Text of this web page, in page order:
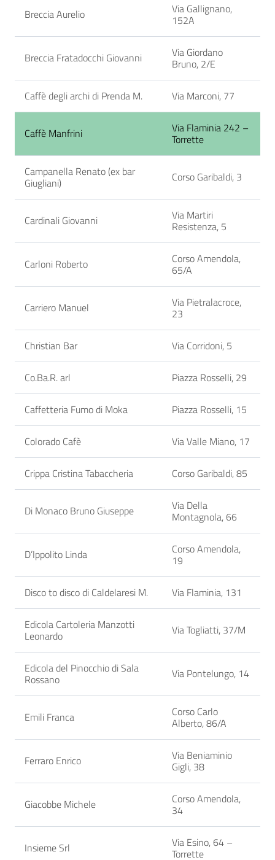
Breccia Aurelio Via Gallignano,
152A
Breccia Fratadocchi Giovanni Via Giordano
Bruno, 2/E
Caffè degli archi di Prenda M. Via Marconi, 77
Caffè Manfrini Via Flaminia 242 –
Torrette
Campanella Renato (ex bar
Giugliani) Corso Garibaldi, 3
Cardinali Giovanni Via Martiri
Resistenza, 5
Carloni Roberto Corso Amendola,
65/A
Carriero Manuel Via Pietralacroce,
23
Christian Bar Via Corridoni, 5
Co.Ba.R. arl Piazza Rosselli, 29
Caffetteria Fumo di Moka Piazza Rosselli, 15
Colorado Cafè Via Valle Miano, 17
Crippa Cristina Tabaccheria Corso Garibaldi, 85
Di Monaco Bruno Giuseppe Via Della
Montagnola, 66
D’Ippolito Linda Corso Amendola,
19
Disco to disco di Caldelaresi M. Via Flaminia, 131
Edicola Cartoleria Manzotti
Leonardo Via Togliatti, 37/M
Edicola del Pinocchio di Sala
Rossano Via Pontelungo, 14
Emili Franca Corso Carlo
Alberto, 86/A
Ferraro Enrico Via Beniaminio
Gigli, 38
Giacobbe Michele Corso Amendola,
34
Insieme Srl Via Esino, 64 –
Torrette